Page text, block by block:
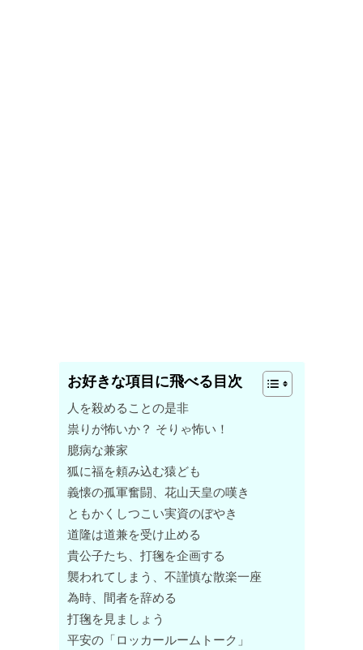
お好きな項目に飛べる目次
人を殺めることの是非
祟りが怖いか？ そりゃ怖い！
臆病な兼家
狐に福を頼み込む猿ども
義懐の孤軍奮闘、花山天皇の嘆き
ともかくしつこい実資のぼやき
道隆は道兼を受け止める
貴公子たち、打毱を企画する
襲われてしまう、不謹慎な散楽一座
為時、間者を辞める
打毱を見ましょう
平安の「ロッカールームトーク」